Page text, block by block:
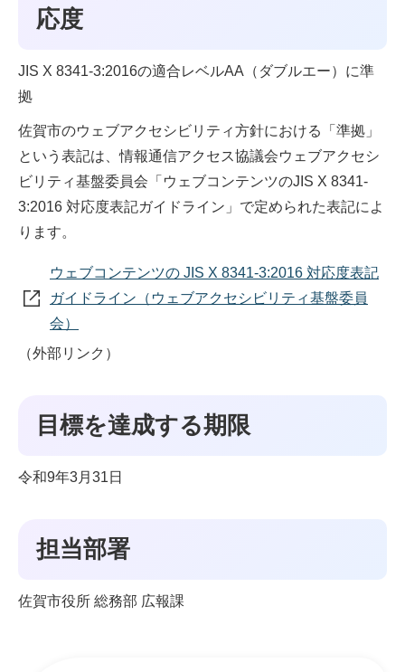
応度
JIS X 8341-3:2016の適合レベルAA（ダブルエー）に準
拠
佐賀市のウェブアクセシビリティ方針における「準拠」
という表記は、情報通信アクセス協議会ウェブアクセシ
ビリティ基盤委員会「ウェブコンテンツのJIS X 8341-
3:2016 対応度表記ガイドライン」で定められた表記によ
ります。
ウェブコンテンツの JIS X 8341-3:2016 対応度表記
ガイドライン（ウェブアクセシビリティ基盤委員
会）
（外部リンク）
目標を達成する期限
令和9年3月31日
担当部署
佐賀市役所 総務部 広報課